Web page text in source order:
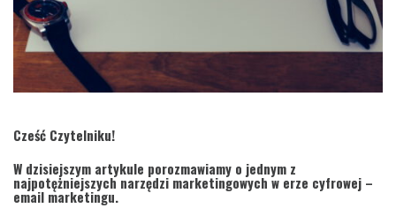
Cześć Czytelniku!
W dzisiejszym artykule porozmawiamy o jednym z
najpotężniejszych narzędzi marketingowych w erze cyfrowej –
email marketingu.